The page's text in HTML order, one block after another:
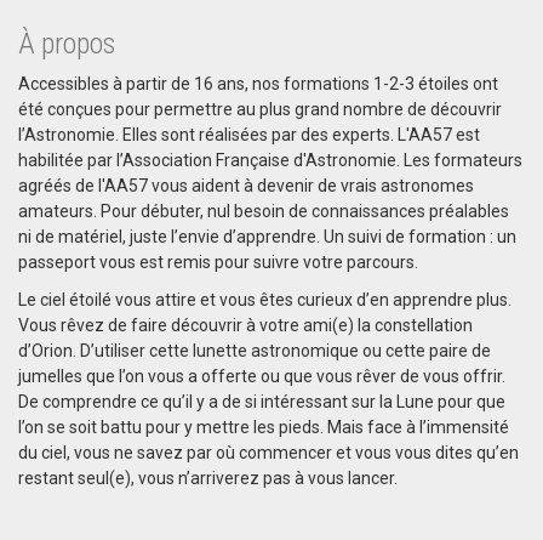
À propos
Accessibles à partir de 16 ans, nos formations 1-2-3 étoiles ont
été conçues pour permettre au plus grand nombre de découvrir
l’Astronomie. Elles sont réalisées par des experts. L'AA57 est
habilitée par l’Association Française d'Astronomie. Les formateurs
agréés de l'AA57 vous aident à devenir de vrais astronomes
amateurs. Pour débuter, nul besoin de connaissances préalables
ni de matériel, juste l’envie d’apprendre. Un suivi de formation : un
passeport vous est remis pour suivre votre parcours.
Le ciel étoilé vous attire et vous êtes curieux d’en apprendre plus.
Vous rêvez de faire découvrir à votre ami(e) la constellation
d’Orion. D’utiliser cette lunette astronomique ou cette paire de
jumelles que l’on vous a offerte ou que vous rêver de vous offrir.
De comprendre ce qu’il y a de si intéressant sur la Lune pour que
l’on se soit battu pour y mettre les pieds. Mais face à l’immensité
du ciel, vous ne savez par où commencer et vous vous dites qu’en
restant seul(e), vous n’arriverez pas à vous lancer.